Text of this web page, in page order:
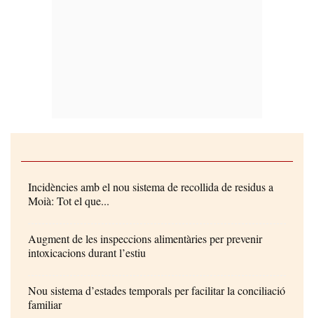
Incidències amb el nou sistema de recollida de residus a
Moià: Tot el que...
Augment de les inspeccions alimentàries per prevenir
intoxicacions durant l’estiu
Nou sistema d’estades temporals per facilitar la conciliació
familiar